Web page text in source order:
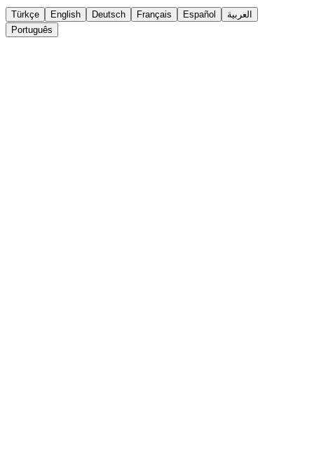
Türkçe English Deutsch Français Español
العربية
Português